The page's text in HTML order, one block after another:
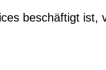
beschäftigt ist,